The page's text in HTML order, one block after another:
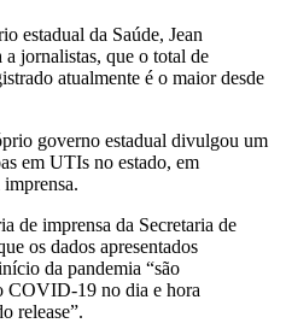
estadual da Saúde, Jean
jornalistas, que o total de
atualmente é o maior desde
governo estadual divulgou um
em UTIs no estado, em
de imprensa da Secretaria de
os dados apresentados
da pandemia “são
COVID-19 no dia e hora
release”.